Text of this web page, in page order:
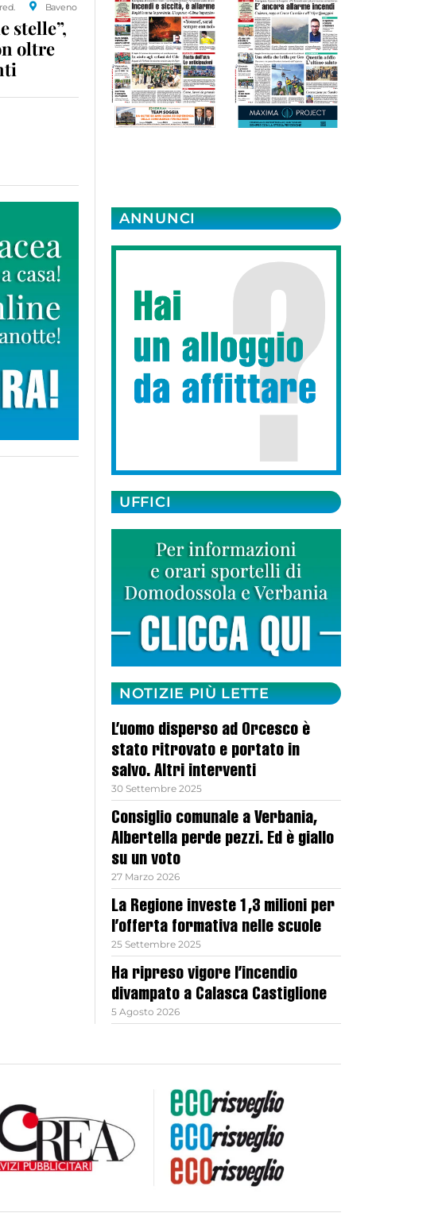
Baveno
stelle”,
oltre
ANNUNCI
UFFICI
NOTIZIE PIÙ LETTE
L’uomo disperso ad Orcesco è
stato ritrovato e portato in
salvo. Altri interventi
30 Settembre 2025
Consiglio comunale a Verbania,
Albertella perde pezzi. Ed è giallo
su un voto
27 Marzo 2026
La Regione investe 1,3 milioni per
l’offerta formativa nelle scuole
25 Settembre 2025
Ha ripreso vigore l’incendio
divampato a Calasca Castiglione
5 Agosto 2026